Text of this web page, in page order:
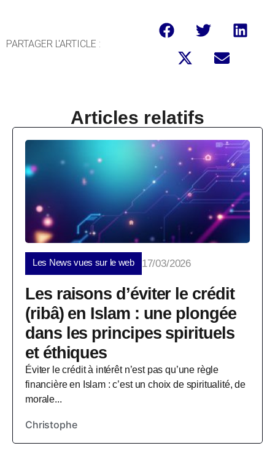
PARTAGER L'ARTICLE :
Articles relatifs
Les News vues sur le web 17/03/2026
Les raisons d’éviter le crédit
(ribâ) en Islam : une plongée
dans les principes spirituels
et éthiques
Éviter le crédit à intérêt n’est pas qu’une règle
financière en Islam : c’est un choix de spiritualité, de
morale...
Christophe